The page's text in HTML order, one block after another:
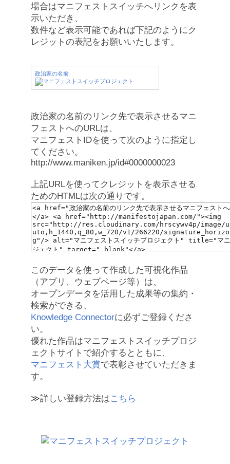
場合はマニフェストスイッチへリンクを表
示いただき、
数件など表示可能であれば下記のようにク
レジットの表記をお願いいたします。
政治家の名前
政治家の名前のリンク先で表示させるマニ
フェストへのURLは、
マニフェストIDを使って次のように指定し
てください。
http://www.maniken.jp/id#0000000023
上記URLを使ってクレジットを表示させる
ためのHTMLは次の通りです。
このデータを使って作成した可視化作品
（アプリ、ウェブページ等）は、
オープンデータを活用した成果等の集約・
検索ができる、
Knowledge Connectorに必ずご登録くださ
い。
優れた作品はマニフェストスイッチプロジ
ェクトサイトで紹介するとともに、
マニフェスト大賞で表彰させていただきま
す。
≫詳しい登録方法はこちら